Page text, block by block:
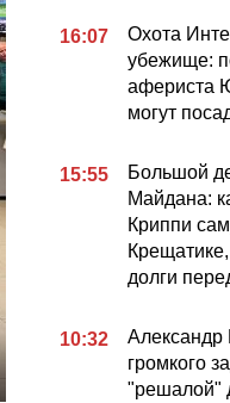
16:07
Охота
убежище:
афериста
могут
15:55
Большой
Майдана:
Криппи
долги
10:32
Александр
громкого
"решалой"